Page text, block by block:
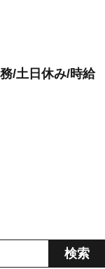
/土日休み/時給